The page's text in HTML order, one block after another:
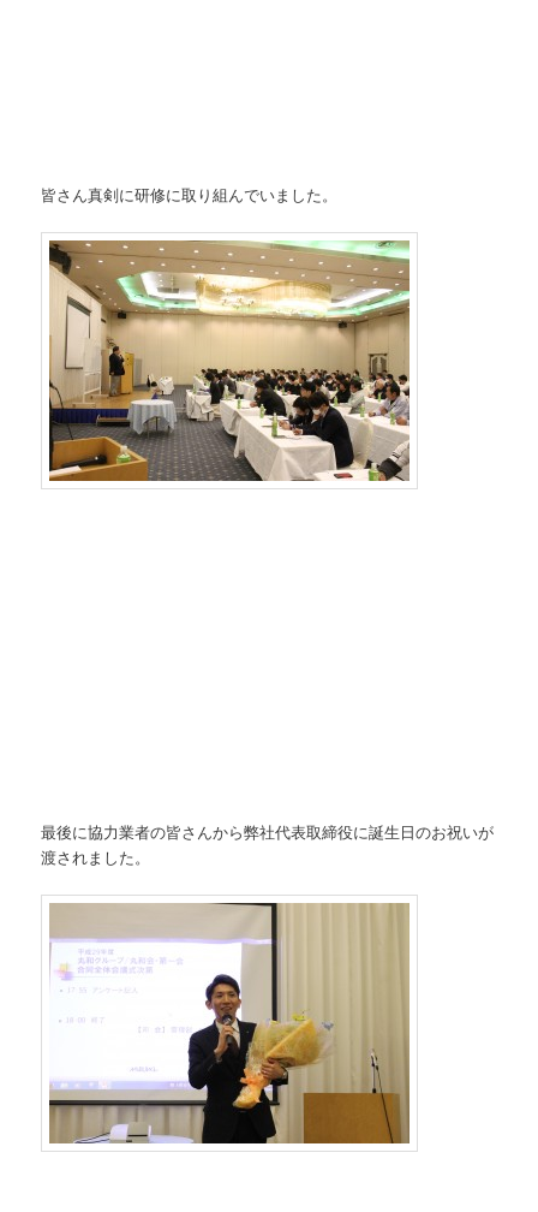
皆さん真剣に研修に取り組んでいました。
最後に協力業者の皆さんから弊社代表取締役に誕生日のお祝いが
渡されました。